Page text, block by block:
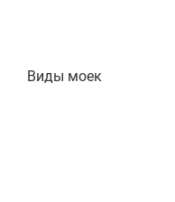
Виды моек